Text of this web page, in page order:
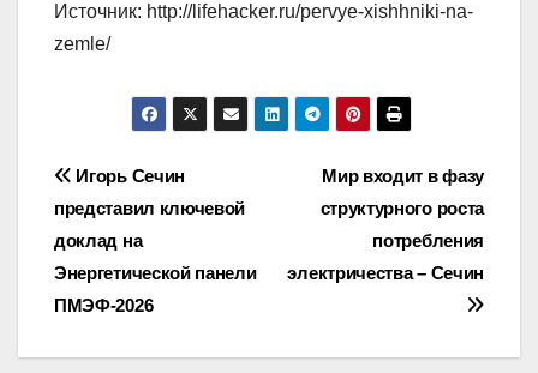
Источник: http://lifehacker.ru/pervye-xishhniki-na-
zemle/
Навигация
по
записям
Мир входит в фазу
структурного роста
потребления
электричества – Сечин
Игорь Сечин
представил ключевой
доклад на
Энергетической панели
ПМЭФ-2026